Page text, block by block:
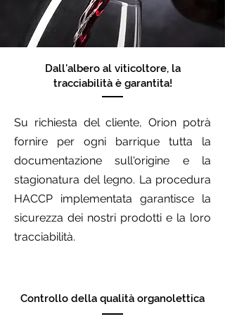
Dall'albero al viticoltore, la
tracciabilità è garantita!
Su richiesta del cliente, Orion potrà
fornire per ogni barrique tutta la
documentazione sull'origine e la
stagionatura del legno. La procedura
HACCP implementata garantisce la
sicurezza dei nostri prodotti e la loro
tracciabilità.
Controllo della qualità organolettica